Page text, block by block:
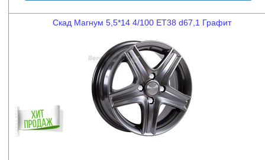
Скад Магнум 5,5*14 4/100 ET38 d67,1 Графит